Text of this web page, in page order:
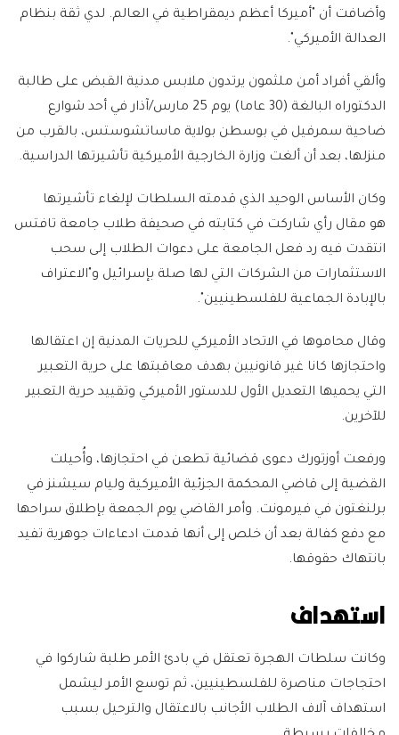
وأضافت أن "أميركا أعظم ديمقراطية في العالم. لدي ثقة بنظام
العدالة الأميركي".
وألقي أفراد أمن ملثمون يرتدون ملابس مدنية القبض على طالبة
الدكتوراه البالغة (30 عاما) يوم 25 مارس/آذار في أحد شوارع
ضاحية سمرفيل في بوسطن بولاية ماساتشوستس، بالقرب من
منزلها، بعد أن ألغت وزارة الخارجية الأميركية تأشيرتها الدراسية.
وكان الأساس الوحيد الذي قدمته السلطات لإلغاء تأشيرتها
هو مقال رأي شاركت في كتابته في صحيفة طلاب جامعة تافتس
انتقدت فيه رد فعل الجامعة على دعوات الطلاب إلى سحب
الاستثمارات من الشركات التي لها صلة بإسرائيل و"الاعتراف
بالإبادة الجماعية للفلسطينيين".
وقال محاموها في الاتحاد الأميركي للحريات المدنية إن اعتقالها
واحتجازها كانا غير قانونيين بهدف معاقبتها على حرية التعبير
التي يحميها التعديل الأول للدستور الأميركي وتقييد حرية التعبير
للآخرين.
ورفعت أوزتورك دعوى قضائية تطعن في احتجازها، وأُحيلت
القضية إلى قاضي المحكمة الجزئية الأميركية وليام سيشنز في
برلنغتون في فيرمونت. وأمر القاضي يوم الجمعة بإطلاق سراحها
مع دفع كفالة بعد أن خلص إلى أنها قدمت ادعاءات جوهرية تفيد
بانتهاك حقوقها.
استهداف
وكانت سلطات الهجرة تعتقل في بادئ الأمر طلبة شاركوا في
احتجاجات مناصرة للفلسطينيين، ثم توسع الأمر ليشمل
استهداف آلاف الطلاب الأجانب بالاعتقال والترحيل بسبب